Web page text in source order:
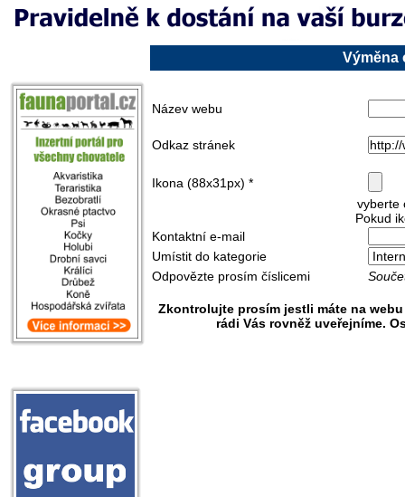
Výměna
Název webu
Odkaz stránek
Ikona (88x31px) *
vyberte
Pokud
Kontaktní e-mail
Umístit do kategorie
Odpovězte prosím číslicemi
Zkontrolujte prosím jestli máte na
rádi Vás rovněž uveřejníme.